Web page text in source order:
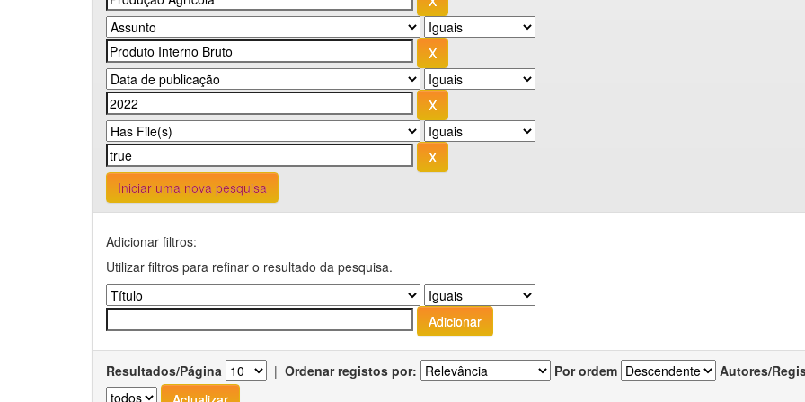
Iniciar uma nova pesquisa
Adicionar filtros:
Utilizar filtros para refinar o resultado da pesquisa.
Resultados/Página | Ordenar registos por: Por ordem Autores/